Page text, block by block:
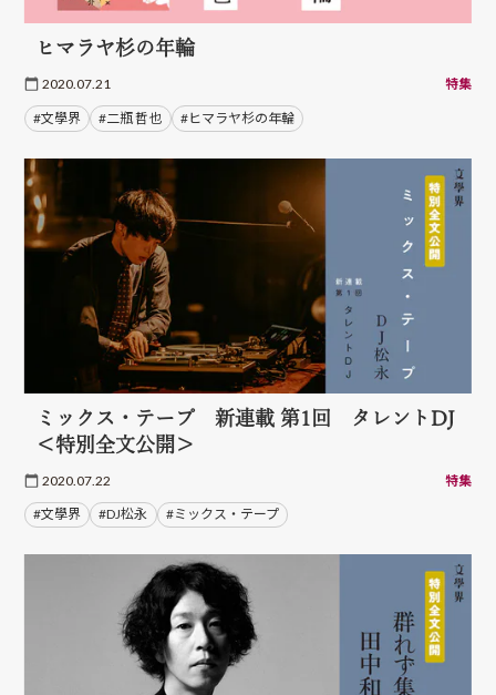
ヒマラヤ杉の年輪
2020.07.21 特集
#文學界 #二瓶 哲也 #ヒマラヤ杉の年輪
ミックス・テープ 新連載 第1回 タレントDJ
＜特別全文公開＞
2020.07.22 特集
#文學界 #DJ松永 #ミックス・テープ